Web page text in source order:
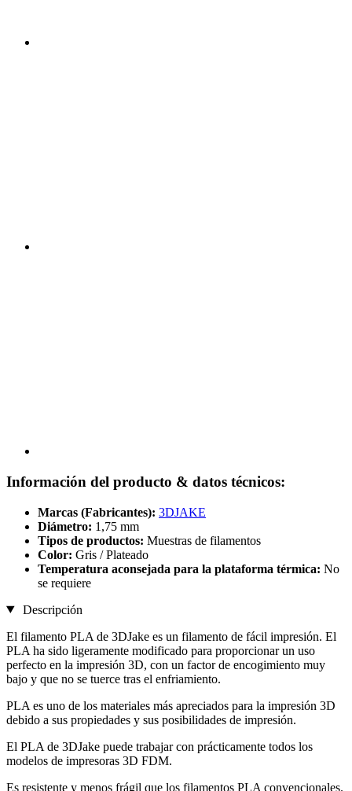
Información del producto & datos técnicos:
Marcas (Fabricantes): 3DJAKE
Diámetro: 1,75 mm
Tipos de productos: Muestras de filamentos
Color: Gris / Plateado
Temperatura aconsejada para la plataforma térmica: No
se requiere
Descripción
El filamento PLA de 3DJake es un filamento de fácil impresión. El
PLA ha sido ligeramente modificado para proporcionar un uso
perfecto en la impresión 3D, con un factor de encogimiento muy
bajo y que no se tuerce tras el enfriamiento.
PLA es uno de los materiales más apreciados para la impresión 3D
debido a sus propiedades y sus posibilidades de impresión.
El PLA de 3DJake puede trabajar con prácticamente todos los
modelos de impresoras 3D FDM.
Es resistente y menos frágil que los filamentos PLA convencionales.